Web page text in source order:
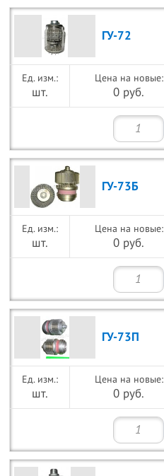
ГУ-72
шт.
Цена на новые:
0 руб.
ГУ-73Б
шт.
Цена на новые:
0 руб.
ГУ-73П
шт.
Цена на новые:
0 руб.